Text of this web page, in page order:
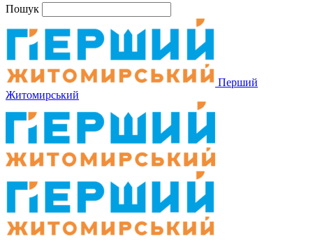
Пошук
Перший
Житомирський